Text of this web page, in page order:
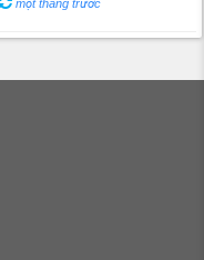
một tháng trước